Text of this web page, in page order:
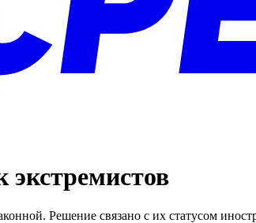
Решение связано с их статусом